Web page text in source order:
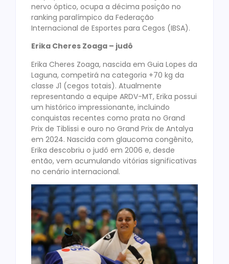
nervo óptico, ocupa a décima posição no
ranking paralímpico da Federação
Internacional de Esportes para Cegos (IBSA).
Erika Cheres Zoaga – judô
Erika Cheres Zoaga, nascida em Guia Lopes da
Laguna, competirá na categoria +70 kg da
classe J1 (cegos totais). Atualmente
representando a equipe ARDV-MT, Erika possui
um histórico impressionante, incluindo
conquistas recentes como prata no Grand
Prix de Tiblissi e ouro no Grand Prix de Antalya
em 2024. Nascida com glaucoma congênito,
Erika descobriu o judô em 2006 e, desde
então, vem acumulando vitórias significativas
no cenário internacional.